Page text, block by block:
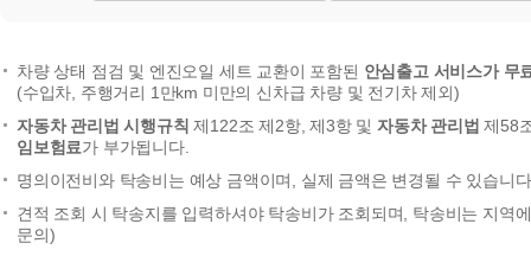
차량 상태 점검 및 엔진오일 세트 교환이 포함된 안심출고 서비스가 무
(수입차, 주행거리 1만km 미만의 신차급 차량 및 전기차 제외)
자동차 관리법 시행규칙 제122조 제2항, 제3항 및자동차 관리법 제58
임보험료가 부가됩니다.
명의이전비와 탁송비는 예상 금액이며, 실제 금액은 변경될 수 있습니
견적 조회 시 탁송지를 입력하셔야 탁송비가 조회되며, 탁송비는 지역
문의)